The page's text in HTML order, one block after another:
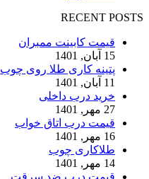
RECENT POSTS
قیمت کابینت ممبران
15 آبان, 1401
پتینه کاری طلا روی چوب
11 آبان, 1401
خرید درب داخلی
27 مهر, 1401
قیمت درب اتاق خواب
16 مهر, 1401
طلاکاری چوب
14 مهر, 1401
قیمت درب ضد سرقت